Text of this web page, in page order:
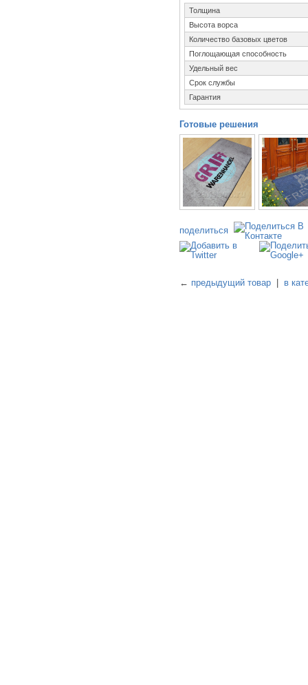
Толщина
Высота ворса
Количество базовых цветов
Поглощающая способность
Удельный вес
Срок службы
Гарантия
Готовые решения
поделиться
← предыдущий товар в